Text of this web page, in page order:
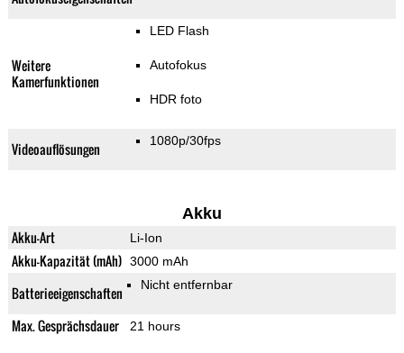
Weitere
Kamerfunktionen
LED Flash
Autofokus
HDR foto
Videoauflösungen 1080p/30fps
Akku
Akku-Art Li-Ion
Akku-Kapazität (mAh) 3000 mAh
Batterieeigenschaften Nicht entfernbar
Max. Gesprächsdauer 21 hours